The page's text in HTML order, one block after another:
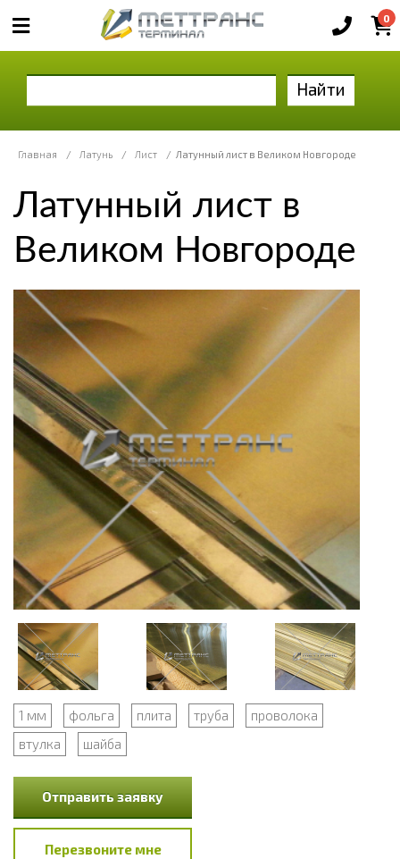
0
Найти
Главная / Латунь / Лист / Латунный лист в Великом Новгороде
Латунный лист в
Великом Новгороде
1 мм фольга плита труба
проволока
втулка
шайба
Отправить заявку
Перезвоните мне